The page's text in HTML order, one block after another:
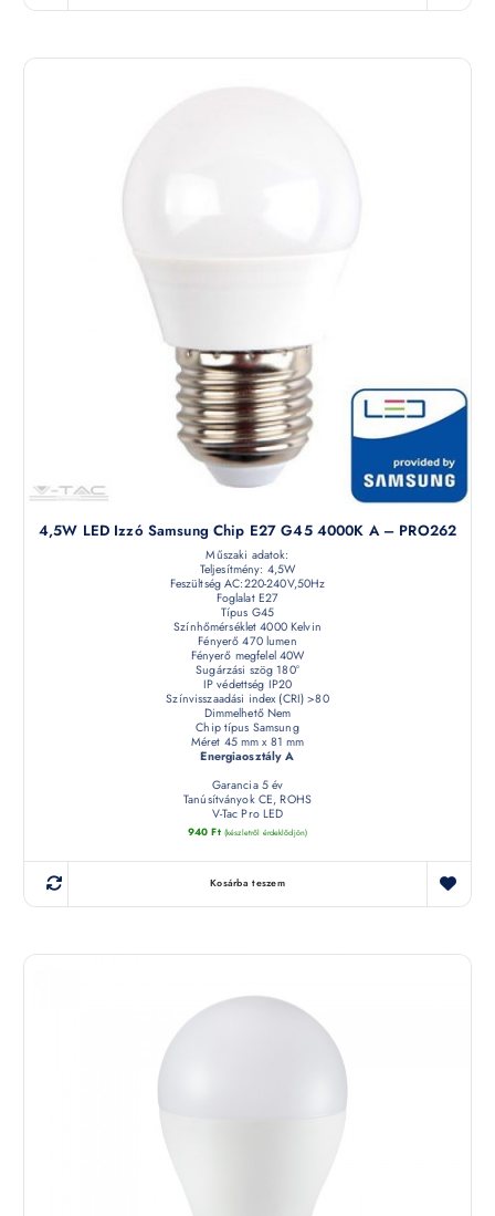
4,5W LED Izzó Samsung Chip E27 G45 4000K A – PRO262
Műszaki adatok:
Teljesítmény: 4,5W
Feszültség AC:220-240V,50Hz
Foglalat E27
Típus G45
Színhőmérséklet 4000 Kelvin
Fényerő 470 lumen
Fényerő megfelel 40W
Sugárzási szög 180°
IP védettség IP20
Színvisszaadási index (CRI) >80
Dimmelhető Nem
Chip típus Samsung
Méret 45 mm x 81 mm
Energiaosztály A
Garancia 5 év
Tanúsítványok CE, ROHS
V-Tac Pro LED
940Ft (készletről érdeklődjön)
Kosárba teszem